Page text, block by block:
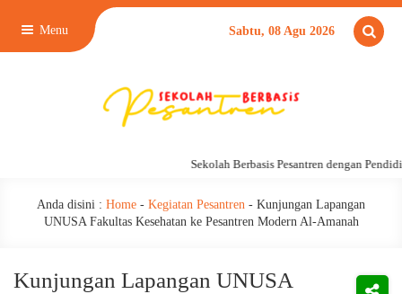
Menu Sabtu, 08 Agu 2026
Sekolah Berbasis Pesantren dengan
Anda disini : Home - Kegiatan Pesantren - Kunjungan Lapangan
UNUSA Fakultas Kesehatan ke Pesantren Modern Al-Amanah
Kunjungan Lapangan UNUSA